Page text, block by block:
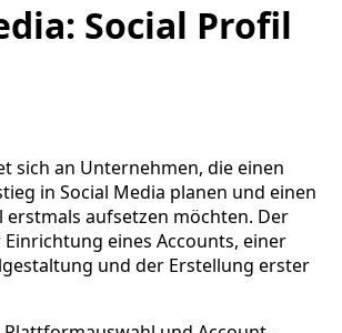
Social Profil
sich an Unternehmen, die einen
in Social Media planen und einen
erstmals aufsetzen möchten. Der
eines Accounts, einer
und der Erstellung erster